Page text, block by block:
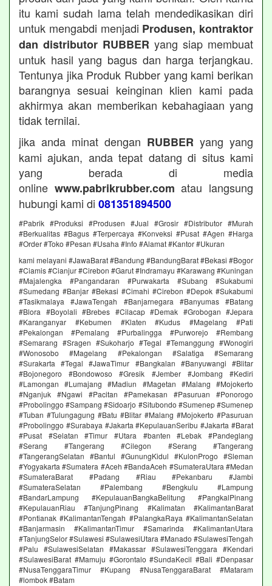
itu kami sudah lama telah mendedikasikan diri
untuk mengabdi menjadi Produsen, kontraktor
dan distributor RUBBER yang siap membuat
untuk hasil yang bagus dan harga terjangkau.
Tentunya jika Produk Rubber yang kami berikan
barangnya sesuai keinginan klien kami pada
akhirmya akan memberikan kebahagiaan yang
tidak ternilai.
jika anda minat dengan RUBBER yang yang
kami ajukan, anda tepat datang di situs kami
yang berada di media
online www.pabrikrubber.com atau langsung
hubungi kami di 081351894500
#Pabrik #Produksi #Produsen #Jual #Grosir #Distributor #Murah
#Berkualitas #Bagus #Terpercaya #Konveksi #Pusat #Agen #Harga
#Order #Toko #Pesan #Usaha #Info #Alamat #Kantor #Ukuran
kami melayani #JawaBarat #Bandung #BandungBarat #Bekasi #Bogor
#Ciamis #Cianjur #Cirebon #Garut #Indramayu #Karawang #Kuningan
#Majalengka #Pangandaran #Purwakarta #Subang #Sukabumi
#Sumedang #Banjar #Bekasi #Cimahi #Cirebon #Depok #Sukabumi
#Tasikmalaya #JawaTengah #Banjarnegara #Banyumas #Batang
#Blora #Boyolali #Brebes #Cilacap #Demak #Grobogan #Jepara
#Karanganyar #Kebumen #Klaten #Kudus #Magelang #Pati
#Pekalongan #Pemalang #Purbalingga #Purworejo #Rembang
#Semarang #Sragen #Sukoharjo #Tegal #Temanggung #Wonogiri
#Wonosobo #Magelang #Pekalongan #Salatiga #Semarang
#Surakarta #Tegal #JawaTimur #Bangkalan #Banyuwangi #Blitar
#Bojonegoro #Bondowoso #Gresik #Jember #Jombang #Kediri
#Lamongan #Lumajang #Madiun #Magetan #Malang #Mojokerto
#Nganjuk #Ngawi #Pacitan #Pamekasan #Pasuruan #Ponorogo
#Probolinggo #Sampang #Sidoarjo #Situbondo #Sumenep #Sumenep
#Tuban #Tulungagung #Batu #Blitar #Malang #Mojokerto #Pasuruan
#Probolinggo #Surabaya #Jakarta #KepulauanSeribu #Jakarta #Barat
#Pusat #Selatan #Timur #Utara #banten #Lebak #Pandeglang
#Serang #Tangerang #Cilegon #Serang #Tangerang
#TangerangSelatan #Bantul #GunungKidul #KulonProgo #Sleman
#Yogyakarta #Sumatera #Aceh #BandaAceh #SumateraUtara #Medan
#SumateraBarat #Padang #Riau #Pekanbaru #Jambi
#SumateraSelatan #Palembang #Bengkulu #Lampung
#BandarLampung #KepulauanBangkaBelitung #PangkalPinang
#KepulauanRiau #TanjungPinang #Kalimatan #KalimantanBarat
#Pontianak #KalimantanTengah #PalangkaRaya #KalimantanSelatan
#Banjarmasin #KalimantanTimur #Samarinda #KalimantanUtara
#TanjungSelor #Sulawesi #SulawesiUtara #Manado #SulawesiTengah
#Palu #SulawesiSelatan #Makassar #SulawesiTenggara #Kendari
#SulawesiBarat #Mamuju #Gorontalo #SundaKecil #Bali #Denpasar
#NusaTenggaraTimur #Kupang #NusaTenggaraBarat #Mataram
#lombok #Batam